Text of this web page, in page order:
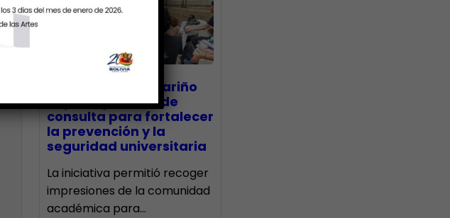
CECA Santiago Mariño
impulsó jornada de
consulta para fortalecer
la prevención y la
seguridad universitaria
La iniciativa permitió recoger
impresiones de la comunidad
académica para…